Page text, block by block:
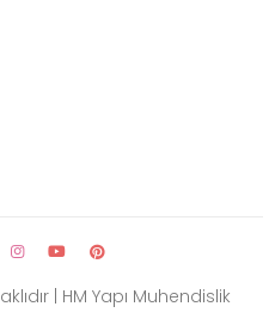
| HM Yapı Muhendislik